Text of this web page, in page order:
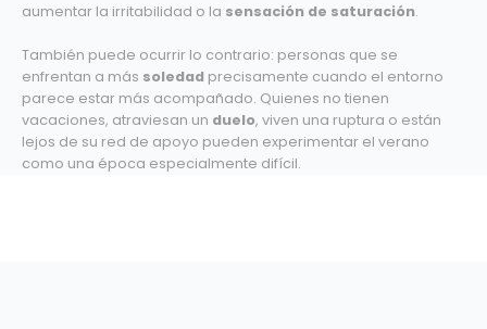
aumentar la irritabilidad o la sensación de saturación.
También puede ocurrir lo contrario: personas que se
enfrentan a más soledad precisamente cuando el entorno
parece estar más acompañado. Quienes no tienen
vacaciones, atraviesan un duelo, viven una ruptura o están
lejos de su red de apoyo pueden experimentar el verano
como una época especialmente difícil.